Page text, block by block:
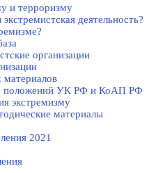
и терроризму
деятельность?
организации
материалов
положений УК РФ и КоАП РФ
экстремизму
материалы
2021